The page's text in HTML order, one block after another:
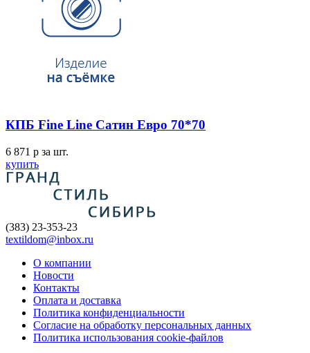
КПБ Fine Line Сатин Евро 70*70
6 871 p за шт.
купить
(383) 23-353-23
textildom@inbox.ru
О компании
Новости
Контакты
Оплата и доставка
Политика конфиденциальности
Согласие на обработку персональных данных
Политика использования cookie-файлов